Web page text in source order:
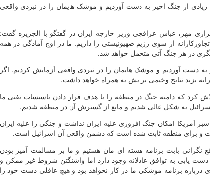
از جنگ اخیر به دست آوردیم و موشک هایمان را در نبردی واقعی
مهر، عباس عراقچی وزیر خارجه ایران در گفتگو با الجزیره گفت:
از سوی رژیم صهیونیستی را داریم. ما در اوج آمادگی در همه
در هر جنگ آتی متحمل خواهد شد.
دست آوردیم و موشک هایمان را در نبردی واقعی آزمایش کردیم. اگر
بزند نتایج وخیمی برایش به همراه خواهد داشت.
کرد که دامنه جنگ در منطقه را با هدف قرار دادن تاسیسات نفتی ما
به شکل عالی شدیم و مانع از گسترش آن در منطقه شدیم.
آمریکا امکان جنگ افروزی علیه ایران نداشت و جنگی را علیه ایران
است و برای منطقه ثابت شده است که دشمن واقعی آن اسرائیل است.
نگرانی بابت برنامه هسته ای مان هستیم و ما بر مسالمت آمیز بودن
دست یابی به توافق عادلانه وجود دارد اما واشنگتن شروط غیر ممکن و
درباره برنامه موشکی ما در کار نخواهد بود و هیچ عاقلی دست خود را